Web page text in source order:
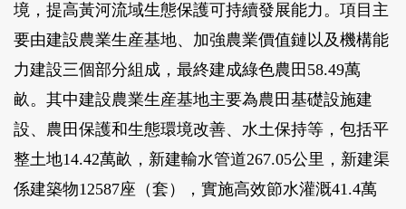
境，提高黃河流域生態保護可持續發展能力。項目主
要由建設農業生産基地、加強農業價值鏈以及機構能
力建設三個部分組成，最終建成綠色農田58.49萬
畝。其中建設農業生産基地主要為農田基礎設施建
設、農田保護和生態環境改善、水土保持等，包括平
整土地14.42萬畝，新建輸水管道267.05公里，新建渠
係建築物12587座（套），實施高效節水灌溉41.4萬